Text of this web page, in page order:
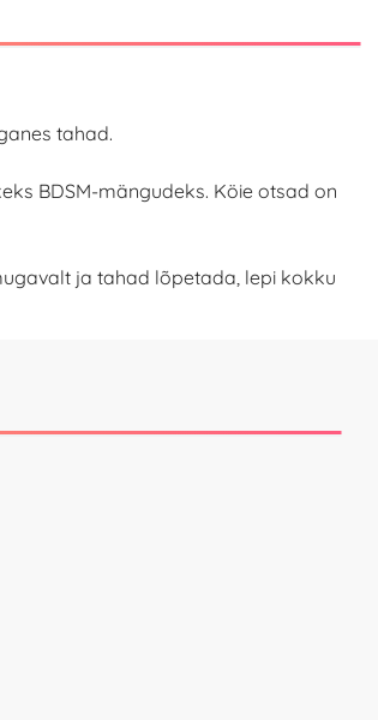
tahad.
BDSM-mängudeks. Köie otsad on
ja tahad lõpetada, lepi kokku